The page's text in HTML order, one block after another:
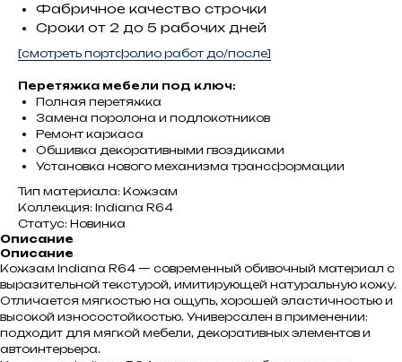
Фабричное качество строчки
Сроки от 2 до 5 рабочих дней
[смотреть портфолио работ до/после]
Перетяжка мебели под ключ:
Полная перетяжка
Замена поролона и подлокотников
Ремонт каркаса
Обшивка декоративными гвоздиками
Установка нового механизма трансформации
Тип материала: Кожзам
Коллекция: Indiana R64
Статус: Новинка
Описание
Описание
Кожзам Indiana R64 — современный обивочный материал с
выразительной текстурой, имитирующей натуральную кожу.
Отличается мягкостью на ощупь, хорошей эластичностью и
высокой износостойкостью. Универсален в применении:
подходит для мягкой мебели, декоративных элементов и
автоинтерьера.